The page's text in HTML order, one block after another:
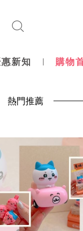
新知 購物
熱門推薦